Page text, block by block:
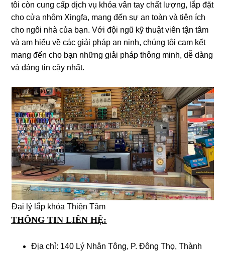
tôi còn cung cấp dịch vụ khóa vân tay chất lượng, lắp đặt
cho cửa nhôm Xingfa, mang đến sự an toàn và tiện ích
cho ngôi nhà của bạn. Với đội ngũ kỹ thuật viên tận tâm
và am hiểu về các giải pháp an ninh, chúng tôi cam kết
mang đến cho bạn những giải pháp thông minh, dễ dàng
và đáng tin cậy nhất.
Đại lý lắp khóa Thiện Tâm
THÔNG TIN LIÊN HỆ:
Địa chỉ: 140 Lý Nhân Tông, P. Đông Thọ, Thành